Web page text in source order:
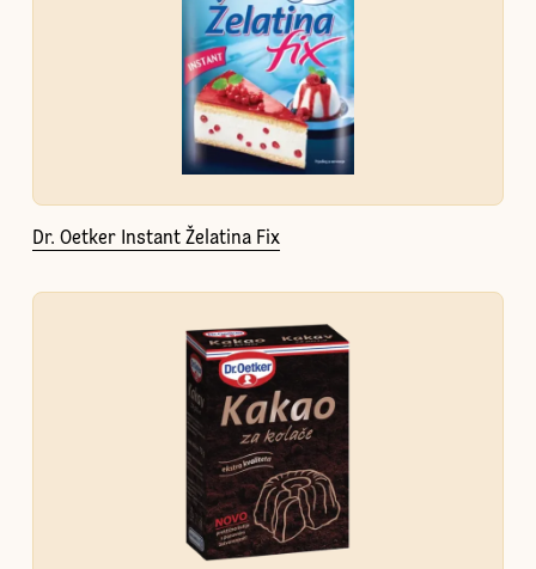
Dr. Oetker Instant Želatina Fix